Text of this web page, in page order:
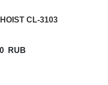
CL-3103
RUB